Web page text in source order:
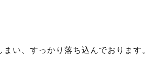
い、すっかり落ち込んでおります。